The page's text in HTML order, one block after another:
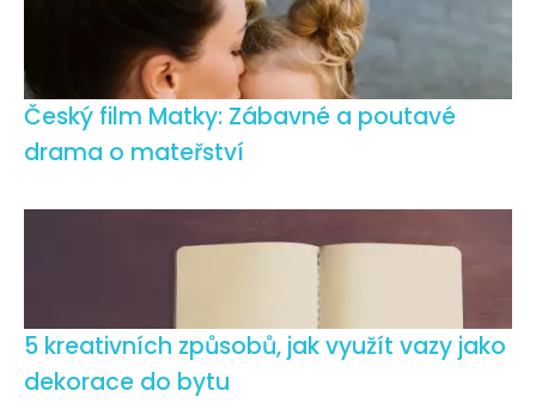
Český film Matky: Zábavné a poutavé
drama o mateřství
5 kreativních způsobů, jak využít vazy jako
dekorace do bytu